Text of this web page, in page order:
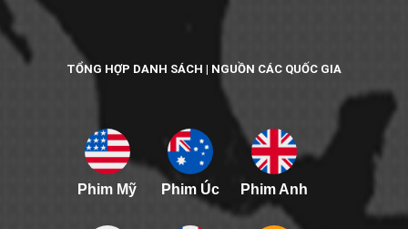
TỔNG HỢP DANH SÁCH | NGUỒN CÁC QUỐC GIA
Phim Mỹ Phim Úc Phim Anh